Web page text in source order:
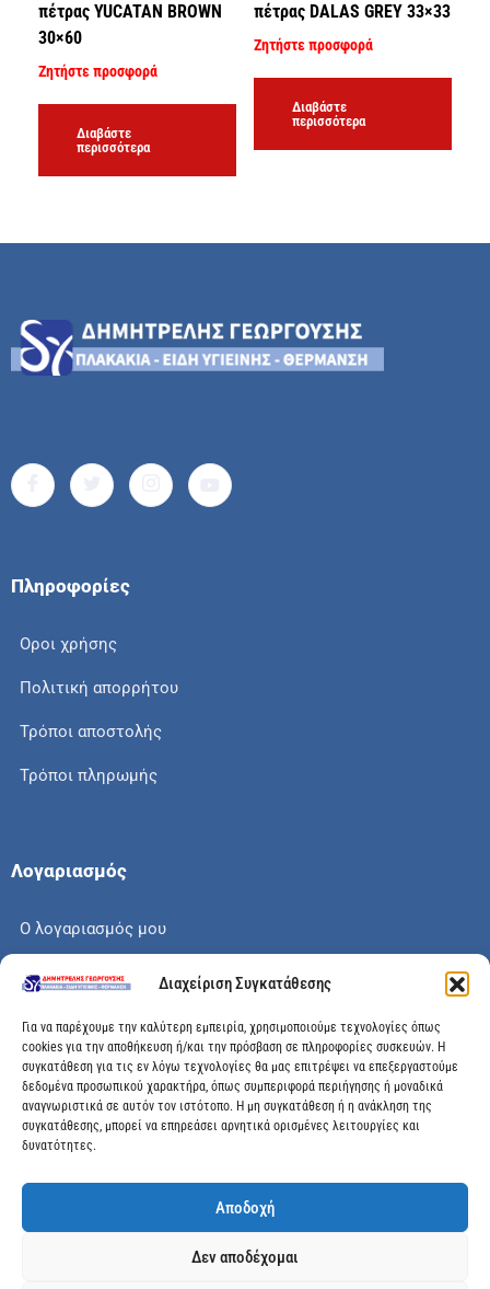
Διαχείριση Συγκατάθεσης
Για να παρέχουμε την καλύτερη εμπειρία, χρησιμοποιούμε τεχνολογίες όπως
cookies για την αποθήκευση ή/και την πρόσβαση σε πληροφορίες συσκευών. Η
συγκατάθεση για τις εν λόγω τεχνολογίες θα μας επιτρέψει να επεξεργαστούμε
δεδομένα προσωπικού χαρακτήρα, όπως συμπεριφορά περιήγησης ή μοναδικά
αναγνωριστικά σε αυτόν τον ιστότοπο. Η μη συγκατάθεση ή η ανάκληση της
συγκατάθεσης, μπορεί να επηρεάσει αρνητικά ορισμένες λειτουργίες και
δυνατότητες.
Αποδοχή
Δεν αποδέχομαι
πέτρας YUCATAN BROWN
30×60
Ζητήστε προσφορά
Διαβάστε
περισσότερα
πέτρας DALAS GREY 33×33
Ζητήστε προσφορά
Διαβάστε
περισσότερα
Πληροφορίες
Οροι χρήσης
Πολιτική απορρήτου
Τρόποι αποστολής
Τρόποι πληρωμής
Λογαριασμός
Ο λογαριασμός μου
Το καλάθι μου
Check out
Διεύθυνση
Μεγάλης Χώρας 89, Αγρίνιο, Τ.Κ: 30100
info@dimitrelis-georgousis.gr